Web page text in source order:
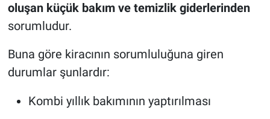
oluşan küçük bakım ve temizlik giderlerinden
sorumludur.
Buna göre kiracının sorumluluğuna giren
durumlar şunlardır:
Kombi yıllık bakımının yaptırılması